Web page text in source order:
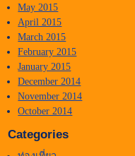
May 2015
April 2015
March 2015
February 2015
January 2015
December 2014
November 2014
October 2014
Categories